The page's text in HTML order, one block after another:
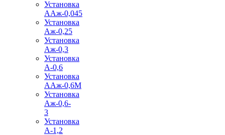
Установка
ААж-0,045
Установка
Аж-0,25
Установка
Аж-0,3
Установка
А-0,6
Установка
ААж-0,6М
Установка
Аж-0,6-
3
Установка
А-1,2